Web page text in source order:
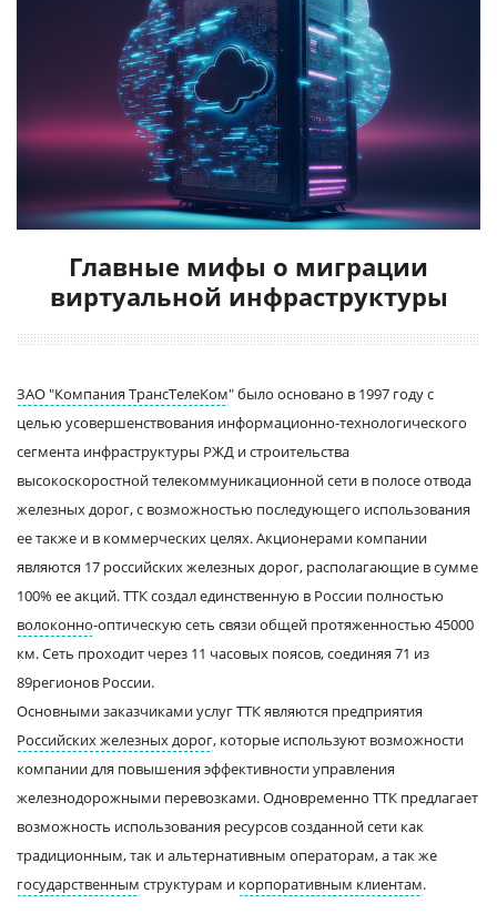
Главные мифы о миграции
виртуальной инфраструктуры
ЗАО "Компания ТрансТелеКом" было основано в 1997 году с
целью усовершенствования информационно-технологического
сегмента инфраструктуры РЖД и строительства
высокоскоростной телекоммуникационной сети в полосе отвода
железных дорог, с возможностью последующего использования
ее также и в коммерческих целях. Акционерами компании
являются 17 российских железных дорог, располагающие в сумме
100% ее акций. ТТК создал единственную в России полностью
волоконно-оптическую сеть связи общей протяженностью 45000
км. Сеть проходит через 11 часовых поясов, соединяя 71 из
89регионов России.
Основными заказчиками услуг ТТК являются предприятия
Российских железных дорог, которые используют возможности
компании для повышения эффективности управления
железнодорожными перевозками. Одновременно ТТК предлагает
возможность использования ресурсов созданной сети как
традиционным, так и альтернативным операторам, а так же
государственным структурам и корпоративным клиентам.